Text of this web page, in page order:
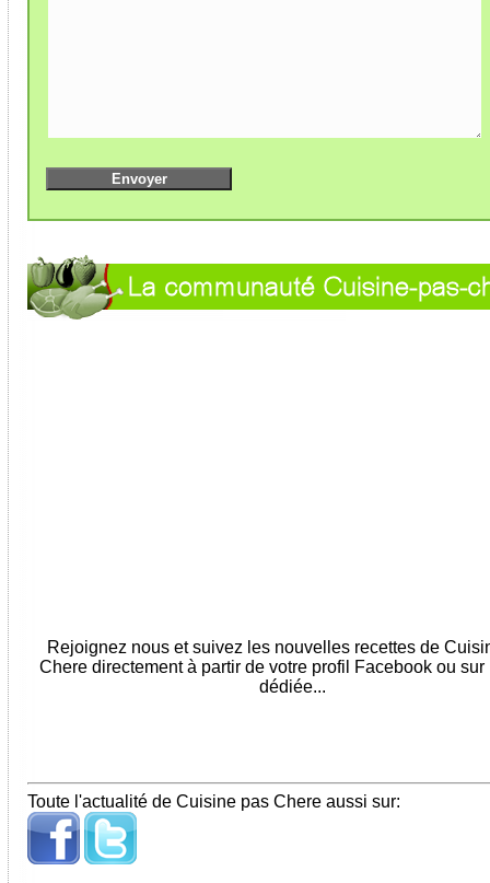
Rejoignez nous et suivez les nouvelles recettes de
Chere directement à partir de votre profil Facebook ou sur
dédiée...
Toute l'actualité de Cuisine pas Chere aussi sur: